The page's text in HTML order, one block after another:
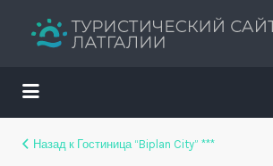
Путеводитель твоего отдыха
Искать:
Назад к Гостиница “Biplan City” ***